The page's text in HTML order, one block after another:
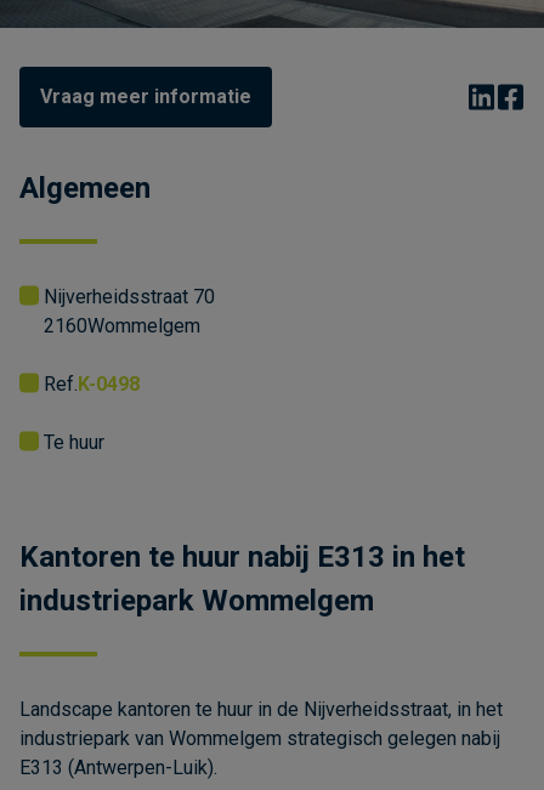
Vraag meer informatie
Algemeen
Wommelgem
2160
Nijverheidsstraat 70
Ref. K-0498
Te huur
Kantoren te huur nabij E313 in het
industriepark Wommelgem
Landscape kantoren te huur in de Nijverheidsstraat, in het
industriepark van Wommelgem strategisch gelegen nabij
E313 (Antwerpen-Luik).